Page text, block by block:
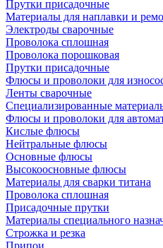
Прутки присадочные
Материалы для наплавки и
Электроды сварочные
Проволока сплошная
Проволока порошковая
Прутки присадочные
Флюсы и проволоки для
Ленты сварочные
Специализированные
Флюсы и проволоки для
Кислые флюсы
Нейтральные флюсы
Основные флюсы
Высокоосновные флюсы
Материалы для сварки титана
Проволока сплошная
Присадочные прутки
Материалы специального
Строжка и резка
Припои